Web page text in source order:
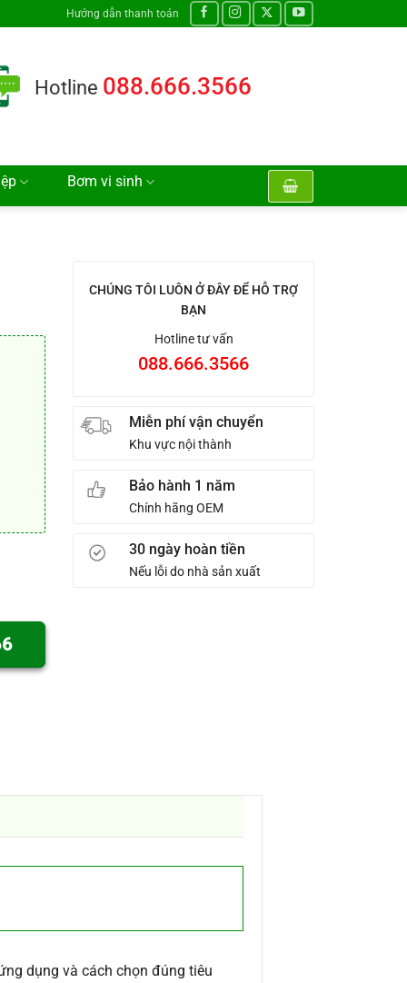
Hướng dẫn thanh toán
Hotline 088.666.3566
Bơm vi sinh
CHÚNG TÔI LUÔN Ở ĐÂY ĐỂ HỖ TRỢ
BẠN
Hotline tư vấn
088.666.3566
Miễn phí vận chuyển
Khu vực nội thành
Bảo hành 1 năm
Chính hãng OEM
30 ngày hoàn tiền
Nếu lỗi do nhà sản xuất
dụng và cách chọn đúng tiêu